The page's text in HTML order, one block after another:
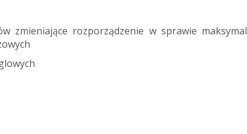
zmieniające rozporządzenie w sprawie